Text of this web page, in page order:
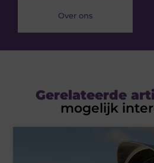
Over ons
Gerelateerde
mogelijk